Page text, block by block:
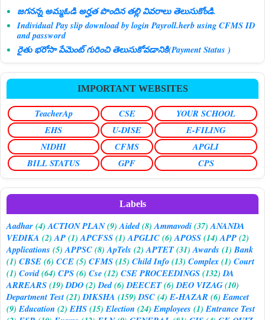
జగనన్న అమ్మఓడి అర్హత పొందిన తల్లి వివరాలు తెలుసుకోండి.
Individual Pay slip download by login Payroll.herb using CFMS ID
and password
రైతు భరోసా పేమెంట్ గురించి తెలుసుకోవడానికి(Payment Status )
IMPORTANT WEBSITES
TeacherAp CSE
YOUR SCHOOL
EHS
U-DISE
E-FILING
NIDHI
CFMS
APGLI
BILL STATUS
GPF CPS
Labels
Aadhar(4) ACTION PLAN(9) Aided(8) Ammavodi(37) ANANDA
VEDIKA (2) AP(1) APCFSS(1) APGLIC(6) APOSS(14) APP(2)
Applications (5) APPSC(8) ApTels (2) APTET(31) Awards (1) Bank
(1) CBSE(6) CCE(5) CFMS(15) Child Info(13) Complex(1) Court
(1) Covid(64) CPS(6) Cse(12) CSE PROCEEDINGS(132) DA
ARREARS(19) DDO(2) Ded(6) DEECET(6) DEO VIZAG(10)
Department Test(21) DIKSHA (159) DSC(4) E-HAZAR (6) Eamcet
(9) Education (2) EHS(15) Election (24) Employees (1) Entrance Test